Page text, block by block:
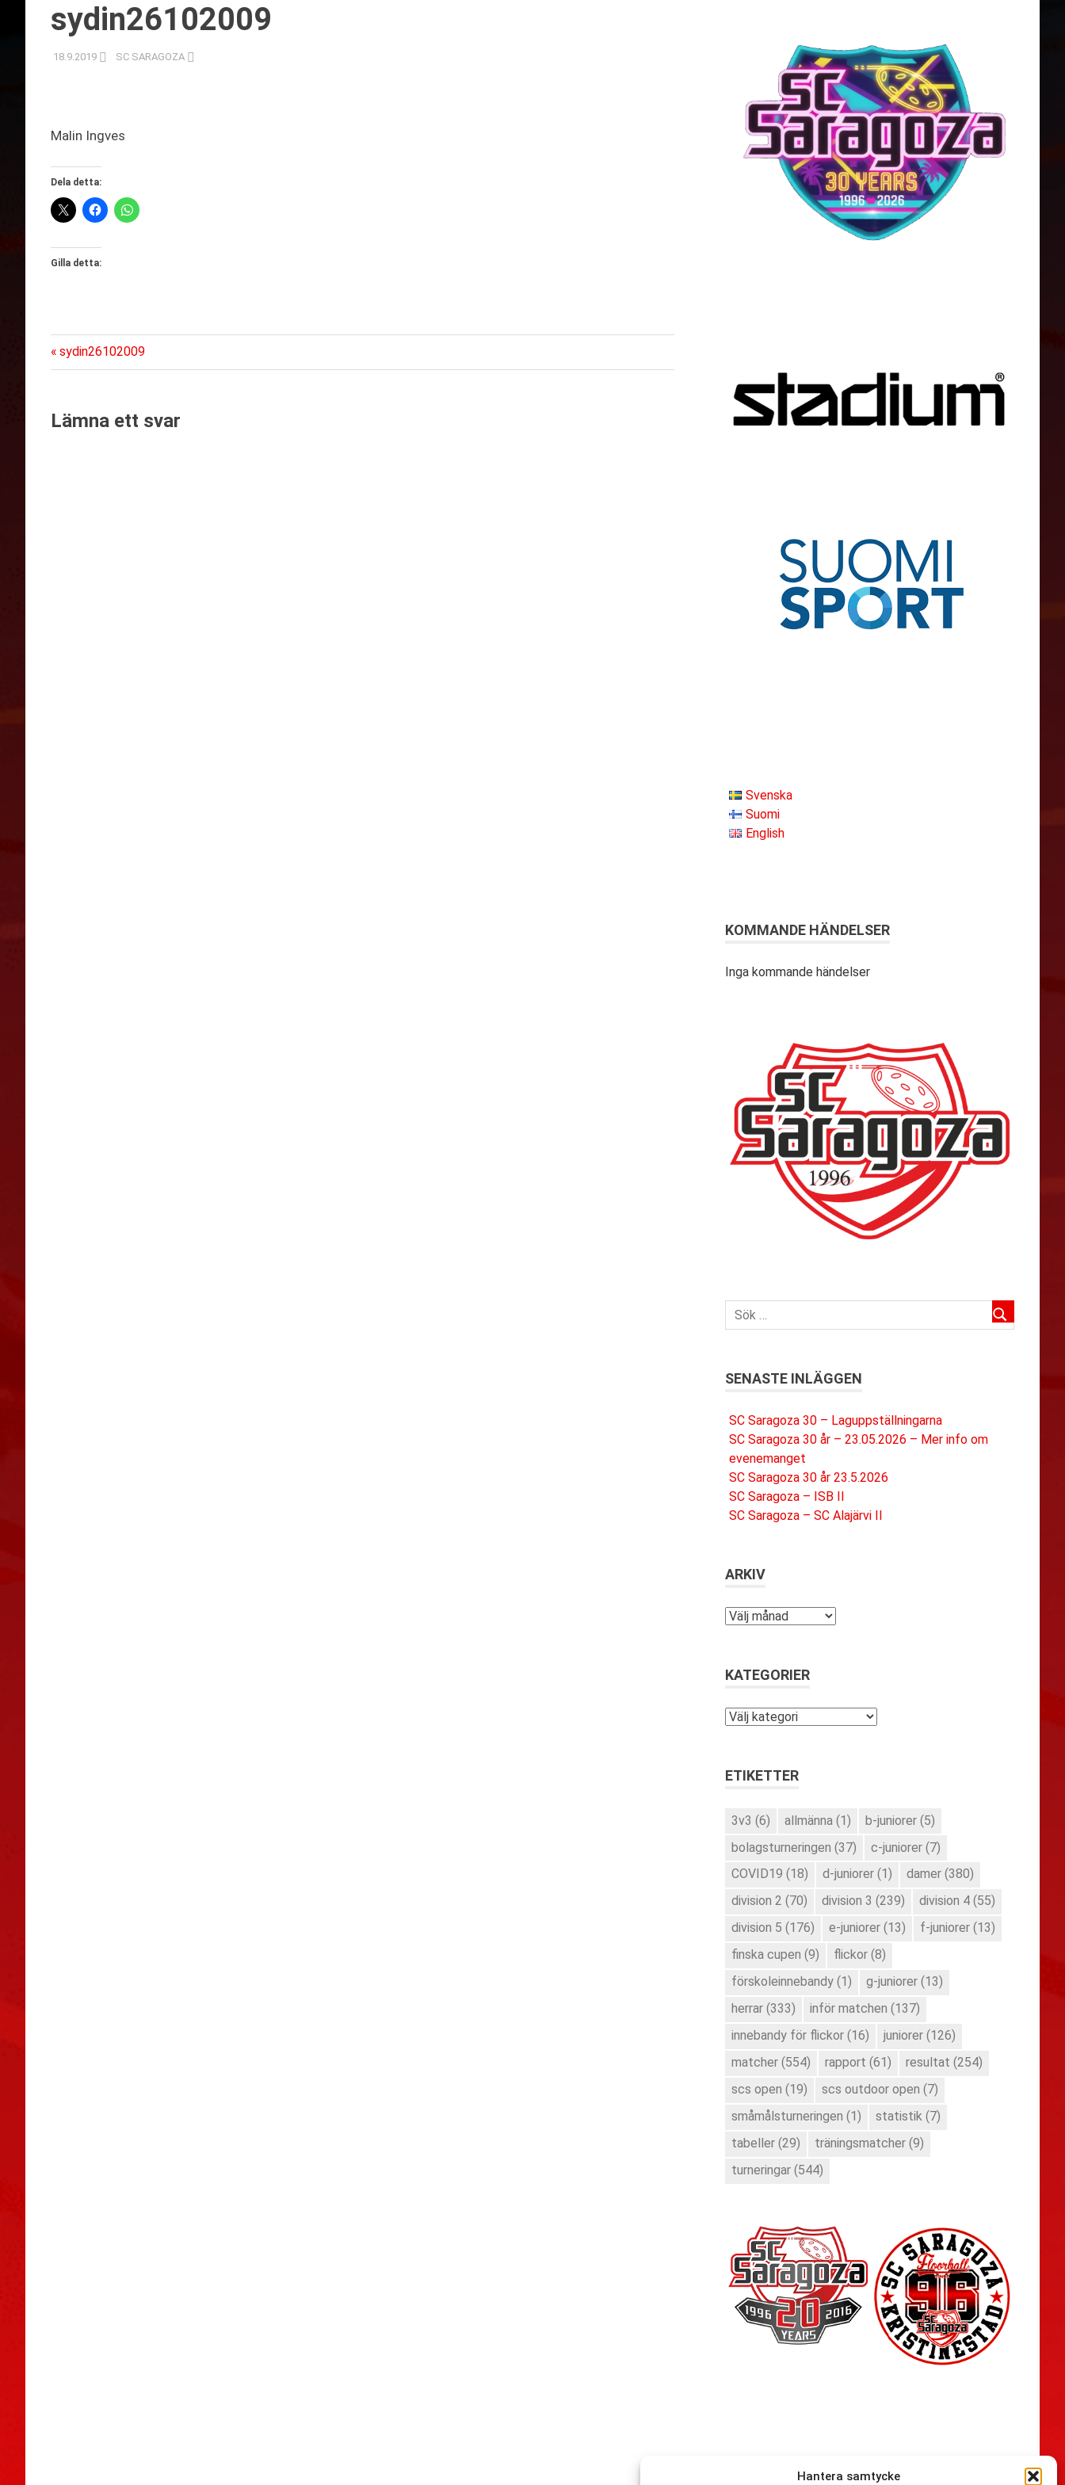
Hantera samtycke
sydin26102009
18.9.2019 SC SARAGOZA
Malin Ingves
Dela detta:
Gilla detta:
Inläggsnavigering
Föregående
inlägg:
sydin26102009
Lämna ett svar
Svenska
Suomi
English
KOMMANDE HÄNDELSER
Inga kommande händelser
SENASTE INLÄGGEN
SC Saragoza 30 – Laguppställningarna
SC Saragoza 30 år – 23.05.2026 – Mer info om
evenemanget
SC Saragoza 30 år 23.5.2026
SC Saragoza – ISB II
SC Saragoza – SC Alajärvi II
ARKIV
Arkiv
KATEGORIER
Kategorier
ETIKETTER
3v3 (6) allmänna (1) b-juniorer (5)
bolagsturneringen (37) c-juniorer (7)
COVID19 (18) d-juniorer (1) damer (380)
division 2 (70) division 3 (239) division 4 (55)
division 5 (176) e-juniorer (13) f-juniorer (13)
finska cupen (9) flickor (8)
förskoleinnebandy (1) g-juniorer (13)
herrar (333) inför matchen (137)
innebandy för flickor (16) juniorer (126)
matcher (554) rapport (61) resultat (254)
scs open (19) scs outdoor open (7)
småmålsturneringen (1) statistik (7)
tabeller (29) träningsmatcher (9)
turneringar (544)